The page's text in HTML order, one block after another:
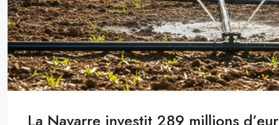
La Navarre investit 289 millions